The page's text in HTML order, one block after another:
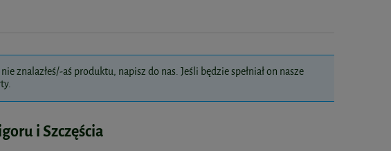
znalazłeś/-aś produktu, napisz do nas. Jeśli będzie spełniał on nasze
i Szczęścia